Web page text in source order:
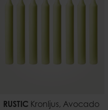
RUSTIC Kronljus, Avocado